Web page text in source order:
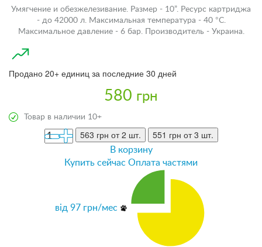
Умягчение и обезжелезивание. Размер - 10”. Ресурс картриджа
- до 42000 л. Максимальная температура - 40 °С.
Максимальное давление - 6 бар. Производитель - Украина.
Продано 20+ единиц за последние 30 дней
580 грн
Товар в наличии 10+
563 грн от 2 шт. 551 грн от 3 шт.
В корзину
Купить сейчас Оплата частями
від 97грн/мес